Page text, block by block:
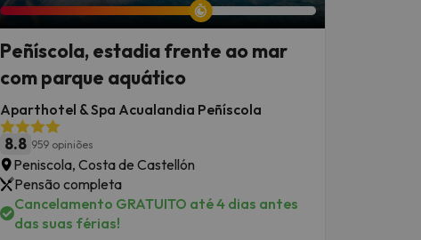
Peñíscola, estadia frente ao mar
com parque aquático
Aparthotel & Spa Acualandia Peñíscola
8.8 959 opiniões
Peniscola, Costa de Castellón
Pensão completa
Cancelamento GRATUITO até 4 dias antes
das suas férias!